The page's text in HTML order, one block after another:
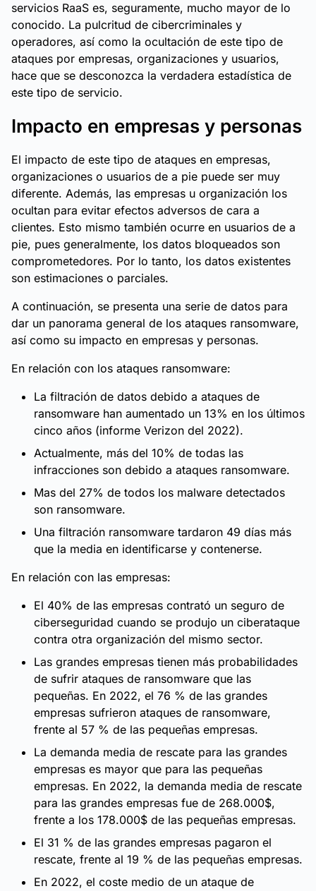
servicios RaaS es, seguramente, mucho mayor de lo
conocido. La pulcritud de cibercriminales y
operadores, así como la ocultación de este tipo de
ataques por empresas, organizaciones y usuarios,
hace que se desconozca la verdadera estadística de
este tipo de servicio.
Impacto en empresas y personas
El impacto de este tipo de ataques en empresas,
organizaciones o usuarios de a pie puede ser muy
diferente. Además, las empresas u organización los
ocultan para evitar efectos adversos de cara a
clientes. Esto mismo también ocurre en usuarios de a
pie, pues generalmente, los datos bloqueados son
comprometedores. Por lo tanto, los datos existentes
son estimaciones o parciales.
A continuación, se presenta una serie de datos para
dar un panorama general de los ataques ransomware,
así como su impacto en empresas y personas.
En relación con los ataques ransomware:
La filtración de datos debido a ataques de
ransomware han aumentado un 13% en los últimos
cinco años (informe Verizon del 2022).
Actualmente, más del 10% de todas las
infracciones son debido a ataques ransomware.
Mas del 27% de todos los malware detectados
son ransomware.
Una filtración ransomware tardaron 49 días más
que la media en identificarse y contenerse.
En relación con las empresas:
El 40% de las empresas contrató un seguro de
ciberseguridad cuando se produjo un ciberataque
contra otra organización del mismo sector.
Las grandes empresas tienen más probabilidades
de sufrir ataques de ransomware que las
pequeñas. En 2022, el 76 % de las grandes
empresas sufrieron ataques de ransomware,
frente al 57 % de las pequeñas empresas.
La demanda media de rescate para las grandes
empresas es mayor que para las pequeñas
empresas. En 2022, la demanda media de rescate
para las grandes empresas fue de 268.000$,
frente a los 178.000$ de las pequeñas empresas.
El 31 % de las grandes empresas pagaron el
rescate, frente al 19 % de las pequeñas empresas.
En 2022, el coste medio de un ataque de